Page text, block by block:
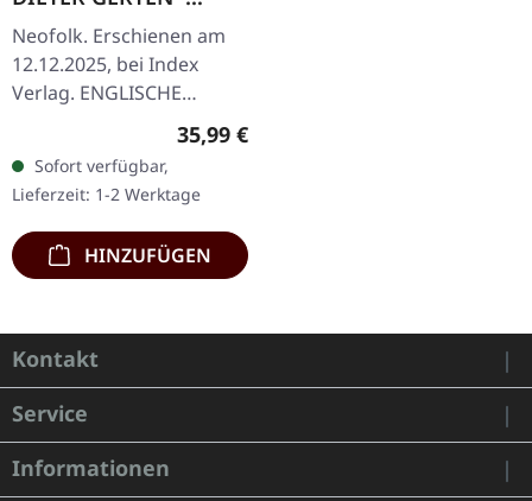
Looking For Europe
(English Edition) |
BOOK
Neofolk. Erschienen am
12.12.2025, bei Index
Verlag. ENGLISCHE
AUFLAGE. Hardcover Buch
englischer Sprache.
Zweite Auflage.
"Looking…
Regulärer Preis:
35,99 €
Sofort verfügbar,
Lieferzeit: 1-2 Werktage
HINZUFÜGEN
Kontakt
Service
Informationen